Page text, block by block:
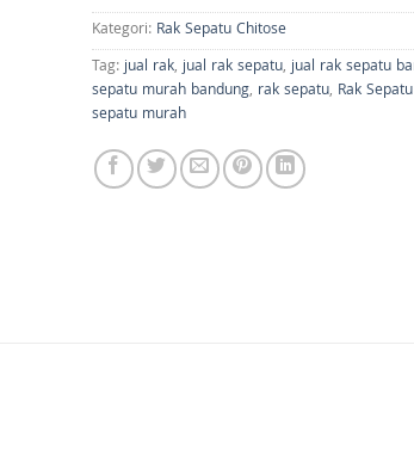
Kategori: Rak Sepatu Chitose
Tag:jual rak,jual rak sepatu,jual rak sepatu
sepatu murah bandung, rak sepatu, Rak
sepatu murah